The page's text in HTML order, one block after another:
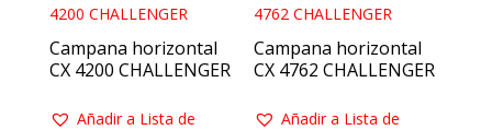
Campana horizontal
CX 4200 CHALLENGER
Añadir a Lista de
Campana horizontal
CX 4762 CHALLENGER
Añadir a Lista de